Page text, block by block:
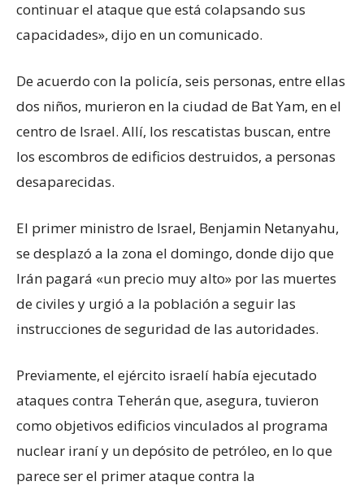
continuar el ataque que está colapsando sus
capacidades», dijo en un comunicado.
De acuerdo con la policía, seis personas, entre ellas
dos niños, murieron en la ciudad de Bat Yam, en el
centro de Israel. Allí, los rescatistas buscan, entre
los escombros de edificios destruidos, a personas
desaparecidas.
El primer ministro de Israel, Benjamin Netanyahu,
se desplazó a la zona el domingo, donde dijo que
Irán pagará «un precio muy alto» por las muertes
de civiles y urgió a la población a seguir las
instrucciones de seguridad de las autoridades.
Previamente, el ejército israelí había ejecutado
ataques contra Teherán que, asegura, tuvieron
como objetivos edificios vinculados al programa
nuclear iraní y un depósito de petróleo, en lo que
parece ser el primer ataque contra la